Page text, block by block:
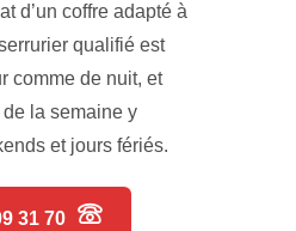
d’un coffre adapté à
qualifié est
comme de nuit, et
la semaine y
et jours fériés.
31 70